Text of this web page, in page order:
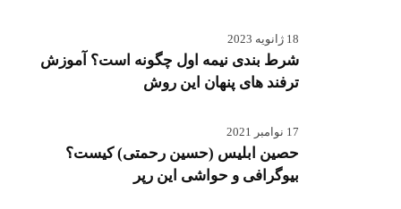
18 ژانویه 2023
شرط بندی نیمه اول چگونه است؟ آموزش
ترفند های پنهان این روش
17 نوامبر 2021
حصین ابلیس (حسین رحمتی) کیست؟
بیوگرافی و حواشی این رپر